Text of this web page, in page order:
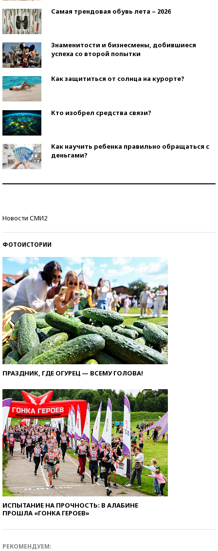
Самая трендовая обувь лета – 2026
Знаменитости и бизнесмены, добившиеся
успеха со второй попытки
Как защититься от солнца на курорте?
Кто изобрел средства связи?
Как научить ребенка правильно обращаться с
деньгами?
Новости СМИ2
ФОТОИСТОРИИ
ПРАЗДНИК, ГДЕ ОГУРЕЦ — ВСЕМУ ГОЛОВА!
ИСПЫТАНИЕ НА ПРОЧНОСТЬ: В АЛАБИНЕ
ПРОШЛА «ГОНКА ГЕРОЕВ»
РЕКОМЕНДУЕМ: